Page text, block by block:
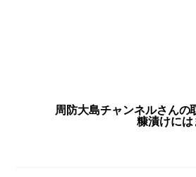
周防大島チャンネルさんの
糠漬けに